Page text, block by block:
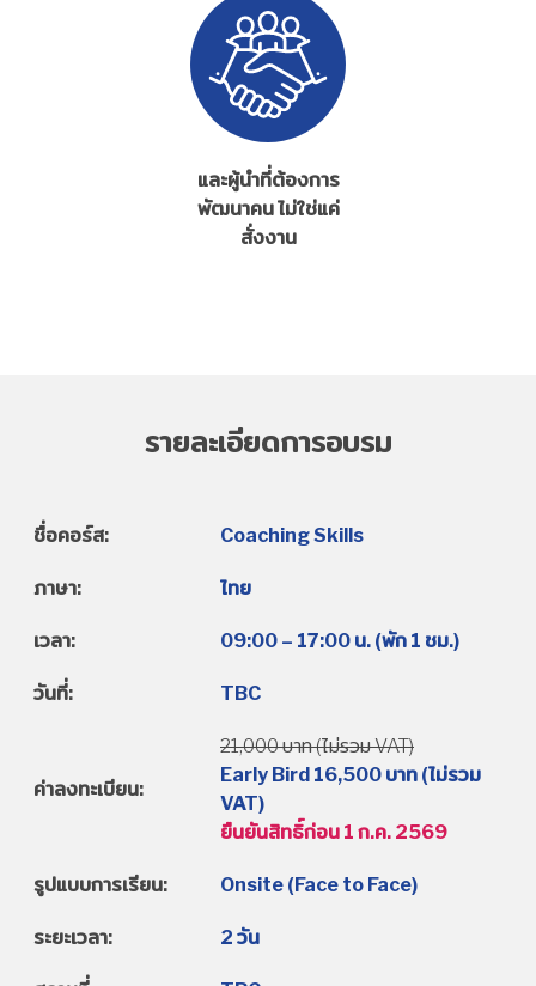
และผู้นำที่ต้องการ
พัฒนาคน ไม่ใช่แค่
สั่งงาน
รายละเอียดการอบรม
ชื่อคอร์ส: Coaching Skills
ภาษา: ไทย
เวลา: 09:00 – 17:00 น. (พัก 1 ชม.)
วันที่: TBC
ค่าลงทะเบียน:
21,000 บาท (ไม่รวม VAT)
Early Bird 16,500 บาท (ไม่รวม
VAT)
ยืนยันสิทธิ์ก่อน 1 ก.ค. 2569
รูปแบบการเรียน: Onsite (Face to Face)
ระยะเวลา: 2 วัน